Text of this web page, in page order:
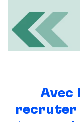
Avec
recruter